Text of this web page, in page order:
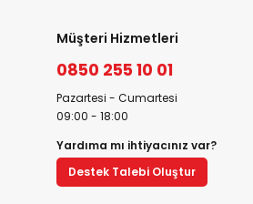
Müşteri Hizmetleri
0850 255 10 01
Pazartesi - Cumartesi
09:00 - 18:00
Yardıma mı ihtiyacınız var?
Destek Talebi Oluştur